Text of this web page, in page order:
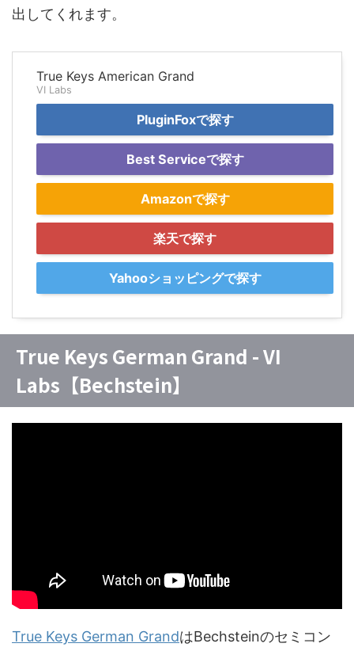
出してくれます。
True Keys American Grand
VI Labs
PluginFoxで探す
Best Serviceで探す
Amazonで探す
楽天で探す
Yahooショッピングで探す
True Keys German Grand - VI
Labs【Bechstein】
True Keys German GrandはBechsteinのセミコン